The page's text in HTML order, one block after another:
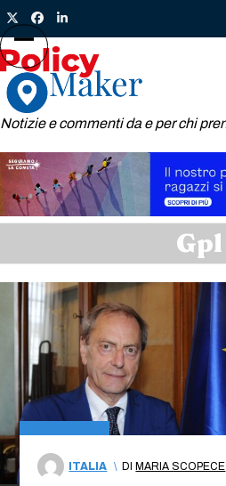
Skip
to
content
TwitterFacebook
LinkedIn
Notizie e commenti da e per chi
Open
mobile
menu
Close
mobile
menu
Gpl
ITALIA \ DI MARIA SCOPECE